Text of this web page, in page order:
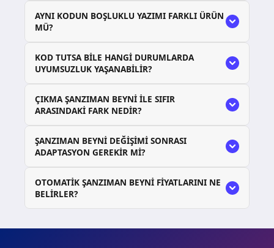
AYNI KODUN BOŞLUKLU YAZIMI FARKLI ÜRÜN
MÜ?
KOD TUTSA BILE HANGI DURUMLARDA
UYUMSUZLUK YAŞANABILIR?
ÇIKMA ŞANZIMAN BEYNI ILE SIFIR
ARASINDAKI FARK NEDIR?
ŞANZIMAN BEYNI DEĞIŞIMI SONRASI
ADAPTASYON GEREKIR MI?
OTOMATIK ŞANZIMAN BEYNI FIYATLARINI NE
BELIRLER?